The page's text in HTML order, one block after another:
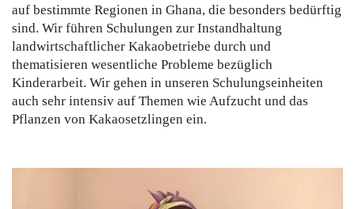
auf bestimmte Regionen in Ghana, die besonders bedürftig
sind. Wir führen Schulungen zur Instandhaltung
landwirtschaftlicher Kakaobetriebe durch und
thematisieren wesentliche Probleme bezüglich
Kinderarbeit. Wir gehen in unseren Schulungseinheiten
auch sehr intensiv auf Themen wie Aufzucht und das
Pflanzen von Kakaosetzlingen ein.